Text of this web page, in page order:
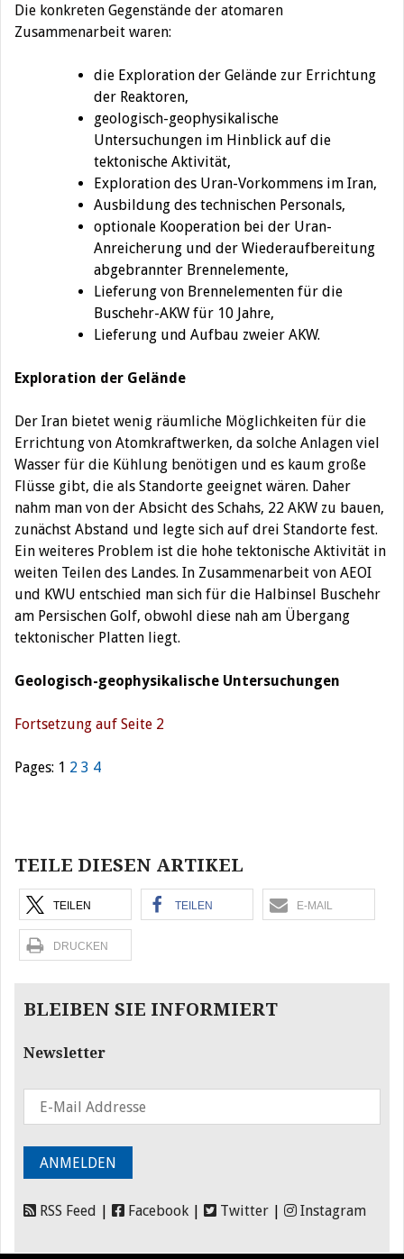
Die konkreten Gegenstände der atomaren
Zusammenarbeit waren:
die Exploration der Gelände zur Errichtung
der Reaktoren,
geologisch-geophysikalische
Untersuchungen im Hinblick auf die
tektonische Aktivität,
Exploration des Uran-Vorkommens im Iran,
Ausbildung des technischen Personals,
optionale Kooperation bei der Uran-
Anreicherung und der Wiederaufbereitung
abgebrannter Brennelemente,
Lieferung von Brennelementen für die
Buschehr-AKW für 10 Jahre,
Lieferung und Aufbau zweier AKW.
Exploration der Gelände
Der Iran bietet wenig räumliche Möglichkeiten für die
Errichtung von Atomkraftwerken, da solche Anlagen viel
Wasser für die Kühlung benötigen und es kaum große
Flüsse gibt, die als Standorte geeignet wären. Daher
nahm man von der Absicht des Schahs, 22 AKW zu bauen,
zunächst Abstand und legte sich auf drei Standorte fest.
Ein weiteres Problem ist die hohe tektonische Aktivität in
weiten Teilen des Landes. In Zusammenarbeit von AEOI
und KWU entschied man sich für die Halbinsel Buschehr
am Persischen Golf, obwohl diese nah am Übergang
tektonischer Platten liegt.
Geologisch-geophysikalische Untersuchungen
Fortsetzung auf Seite 2
Pages: 1 2 3 4
TEILE DIESEN ARTIKEL
TEILEN TEILEN E-MAIL
DRUCKEN
BLEIBEN SIE INFORMIERT
Newsletter
RSS Feed | Facebook | Twitter | Instagram